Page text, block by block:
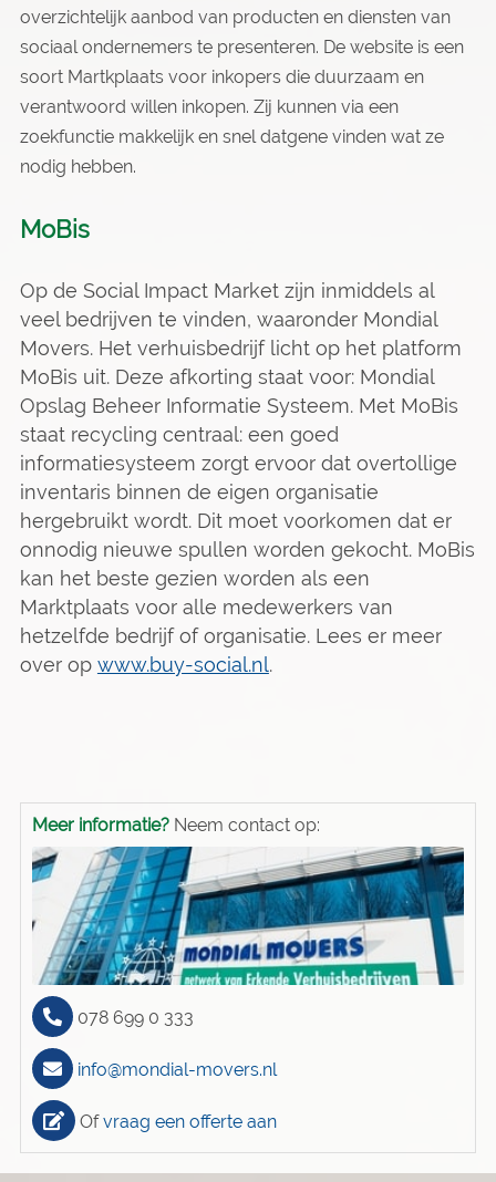
overzichtelijk aanbod van producten en diensten van
sociaal ondernemers te presenteren. De website is een
soort Martkplaats voor inkopers die duurzaam en
verantwoord willen inkopen. Zij kunnen via een
zoekfunctie makkelijk en snel datgene vinden wat ze
nodig hebben.
MoBis
Op de Social Impact Market zijn inmiddels al
veel bedrijven te vinden, waaronder Mondial
Movers. Het verhuisbedrijf licht op het platform
MoBis uit. Deze afkorting staat voor: Mondial
Opslag Beheer Informatie Systeem. Met MoBis
staat recycling centraal: een goed
informatiesysteem zorgt ervoor dat overtollige
inventaris binnen de eigen organisatie
hergebruikt wordt. Dit moet voorkomen dat er
onnodig nieuwe spullen worden gekocht. MoBis
kan het beste gezien worden als een
Marktplaats voor alle medewerkers van
hetzelfde bedrijf of organisatie. Lees er meer
over op www.buy-social.nl.
Meer informatie?Neem contact op:
078 699 0 333
info@mondial-movers.nl
Ofvraag een offerte aan